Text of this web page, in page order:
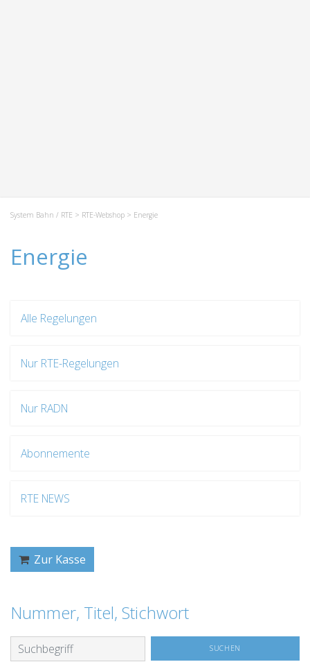
System Bahn / RTE > RTE-Webshop > Energie
Energie
Alle Regelungen
Nur RTE-Regelungen
Nur RADN
Abonnemente
RTE NEWS
Zur Kasse
Nummer, Titel, Stichwort